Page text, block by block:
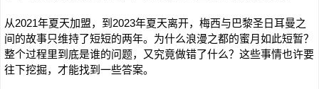
从2021年夏天加盟，到2023年夏天离开，梅西与巴黎圣日耳曼之
间的故事只维持了短短的两年。为什么浪漫之都的蜜月如此短暂？
整个过程里到底是谁的问题，又究竟做错了什么？这些事情也许要
往下挖掘，才能找到一些答案。